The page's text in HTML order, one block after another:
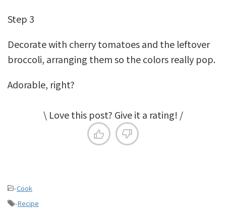
Step 3
Decorate with cherry tomatoes and the leftover
broccoli, arranging them so the colors really pop.
Adorable, right?
\ Love this post? Give it a rating! /
-Cook
-Recipe